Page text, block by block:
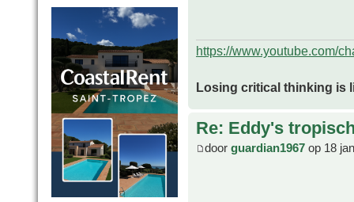
https://www.youtube.com/
Losing critical thinking is
Re: Eddy's
door guardian1967 op 18